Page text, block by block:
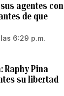
agentes con
de que
6:29 p.m.
Raphy Pina
su libertad